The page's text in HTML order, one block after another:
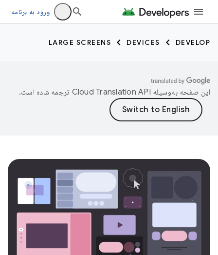
ورود به برنامه
DEVELOP
DEVICES
LARGE SCREENS
این صفحه به‌وسیله ترجمه شده است.